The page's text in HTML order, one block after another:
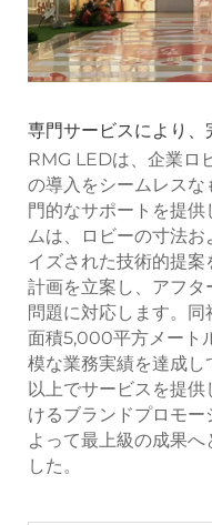
専門サービスにより、
RMG LEDは、企業ロ
の導入をシームレス
門的なサポートを提
ムは、ロビーの寸法
イズされた技術的提
計画を立案し、アフ
問題に対応します。
面積5,000平方メート
模な業務実績を達成
以上でサービスを提
けるブランドプロモ
よって最上級の成果
した。